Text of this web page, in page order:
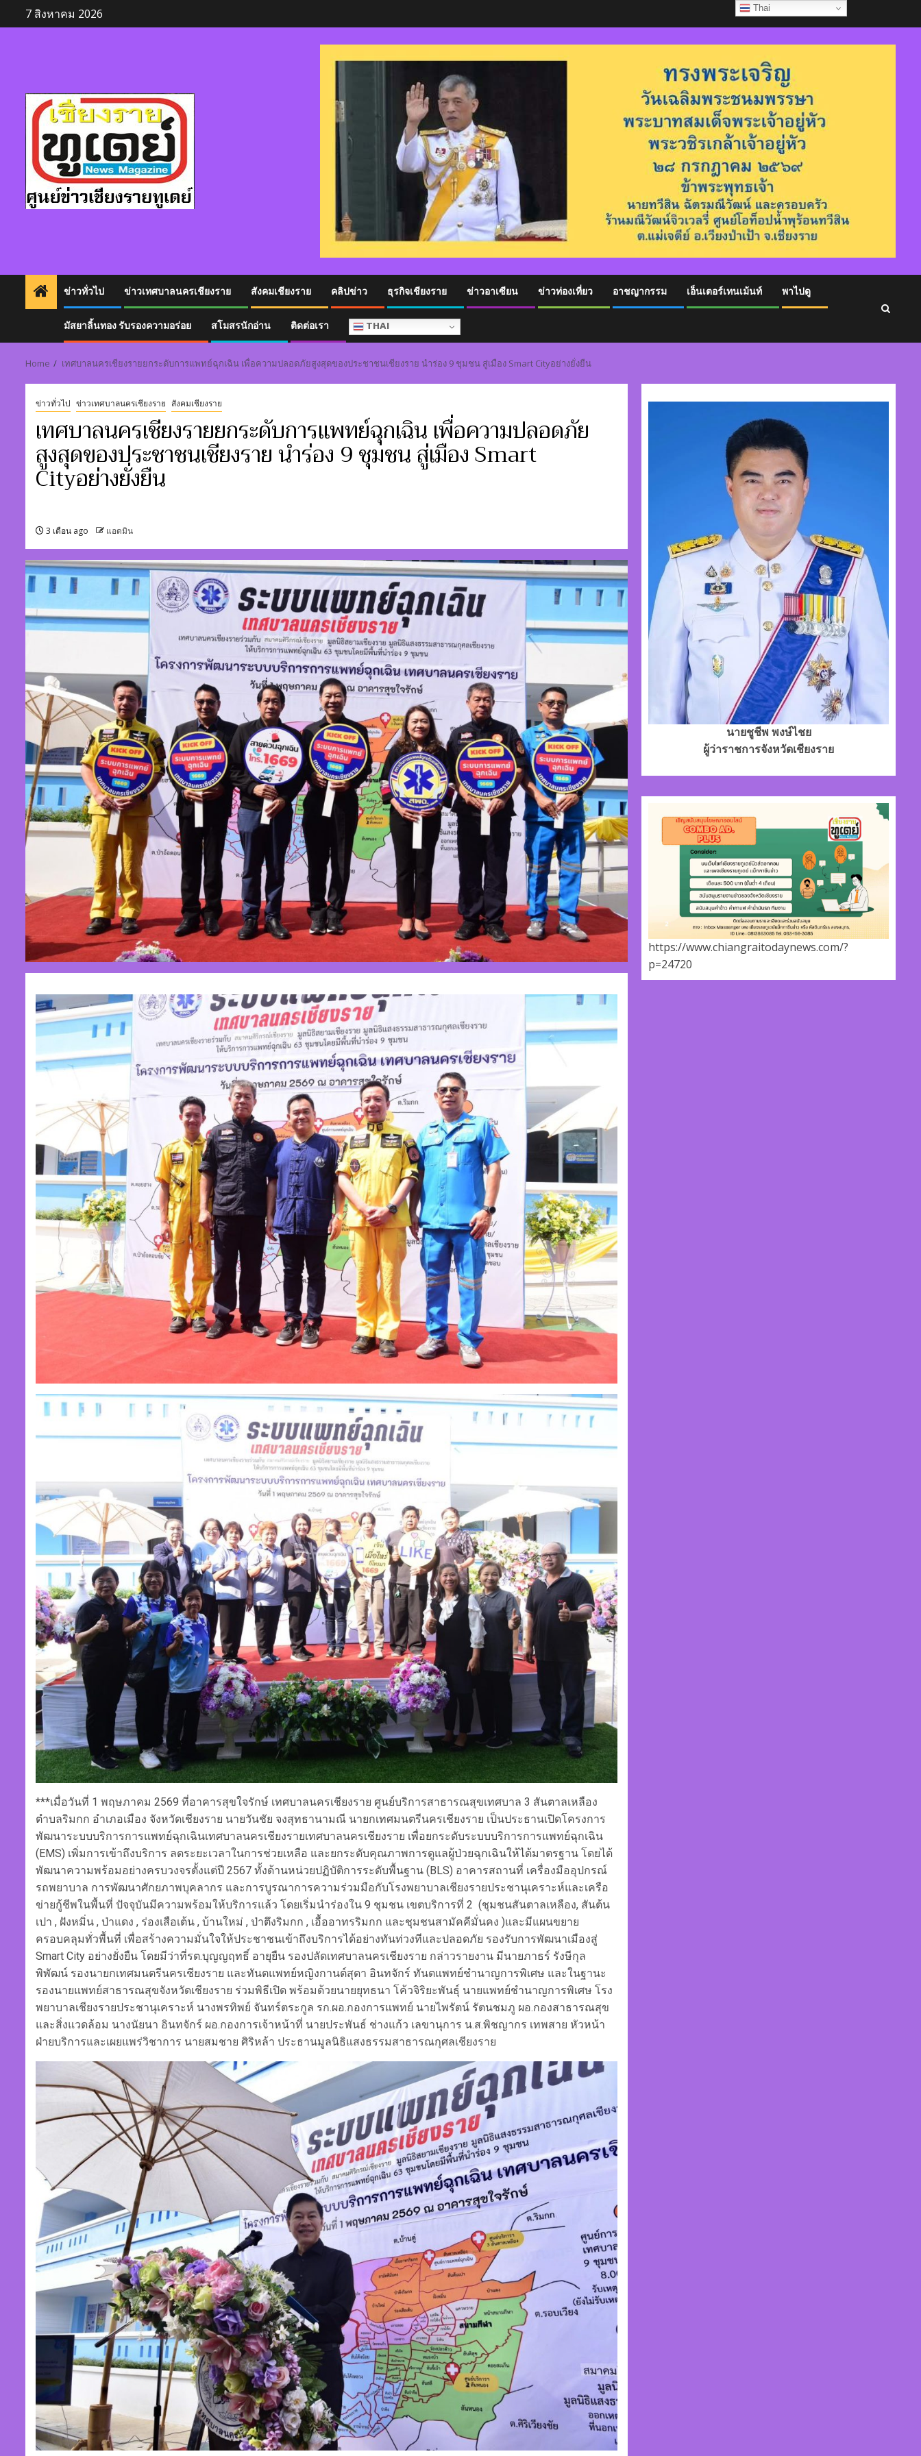
to
7 สิงหาคม 2026
ข่าวทั่วไป ข่าวเทศบาลนครเชียงราย สังคมเชียงราย คลิปข่าว ธุรกิจเชียงราย ข่าวอาเซียน ข่าวท่องเที่ยว อาชญากรรม เอ็นเตอร์เทนเม้นท์ พาไปดู
มัสยาลิ้นทอง รับรองความอร่อย สโมสรนักอ่าน ติดต่อเรา THAI
Home เทศบาลนครเชียงรายยกระดับการแพทย์ฉุกเฉิน เพื่อความปลอดภัยสูงสุดของประชาชนเชียงราย นำร่อง 9 ชุมชน สู่เมือง Smart Cityอย่างยั่งยืน
ข่าวทั่วไป ข่าวเทศบาลนครเชียงราย สังคมเชียงราย
เทศบาลนครเชียงรายยกระดับการแพทย์ฉุกเฉิน เพื่อความปลอดภัย
สูงสุดของประชาชนเชียงราย นำร่อง 9 ชุมชน สู่เมือง Smart
Cityอย่างยั่งยืน
3 เดือน ago แอดมิน
***เมื่อวันที่ 1 พฤษภาคม 2569 ที่อาคารสุขใจรักษ์ เทศบาลนครเชียงราย ศูนย์บริการสาธารณสุขเทศบาล 3 สันตาลเหลือง
ตำบลริมกก อำเภอเมือง จังหวัดเชียงราย นายวันชัย จงสุทธานามณี นายกเทศมนตรีนครเชียงราย เป็นประธานเปิดโครงการ
พัฒนาระบบบริการการแพทย์ฉุกเฉินเทศบาลนครเชียงรายเทศบาลนครเชียงราย เพื่อยกระดับระบบบริการการแพทย์ฉุกเฉิน
(EMS) เพิ่มการเข้าถึงบริการ ลดระยะเวลาในการช่วยเหลือ และยกระดับคุณภาพการดูแลผู้ป่วยฉุกเฉินให้ได้มาตรฐาน โดยได้
พัฒนาความพร้อมอย่างครบวงจรตั้งแต่ปี 2567 ทั้งด้านหน่วยปฏิบัติการระดับพื้นฐาน (BLS) อาคารสถานที่ เครื่องมืออุปกรณ์
รถพยาบาล การพัฒนาศักยภาพบุคลากร และการบูรณาการความร่วมมือกับโรงพยาบาลเชียงรายประชานุเคราะห์และเครือ
ข่ายกู้ชีพในพื้นที่ ปัจจุบันมีความพร้อมให้บริการแล้ว โดยเริ่มนำร่องใน 9 ชุมชน เขตบริการที่ 2 (ชุมชนสันตาลเหลือง, สันต้น
เปา , ฝังหมิ่น , ป่าแดง , ร่องเสือเต้น , บ้านใหม่ , ป่าตึงริมกก , เอื้ออาทรริมกก และชุมชนสามัคคีมั่นคง )และมีแผนขยาย
ครอบคลุมทั่วพื้นที่ เพื่อสร้างความมั่นใจให้ประชาชนเข้าถึงบริการได้อย่างทันท่วงทีและปลอดภัย รองรับการพัฒนาเมืองสู่
Smart City อย่างยั่งยืน โดยมีว่าที่รต.บุญญฤทธิ์ อายุยืน รองปลัดเทศบาลนครเชียงราย กล่าวรายงาน มีนายภาธร์ รังษีกุล
พิพัฒน์ รองนายกเทศมนตรีนครเชียงราย และทันตแพทย์หญิงกานต์สุดา อินทจักร์ ทันตแพทย์ชำนาญการพิเศษ และในฐานะ
รองนายแพทย์สาธารณสุขจังหวัดเชียงราย ร่วมพิธีเปิด พร้อมด้วยนายยุทธนา โค้วจิริยะพันธุ์ นายแพทย์ชำนาญการพิเศษ โรง
พยาบาลเชียงรายประชานุเคราะห์ นางพรทิพย์ จันทร์ตระกูล รก.ผอ.กองการแพทย์ นายไพรัตน์ รัตนชมภู ผอ.กองสาธารณสุข
และสิ่งแวดล้อม นางนัยนา อินทจักร์ ผอ.กองการเจ้าหน้าที่ นายประพันธ์ ช่างแก้ว เลขานุการ น.ส.พิชญากร เทพสาย หัวหน้า
ฝ่ายบริการและเผยแพร่วิชาการ นายสมชาย ศิริหล้า ประธานมูลนิธิแสงธรรมสาธารณกุศลเชียงราย
นายชูชีพ พงษ์ไชย
ผู้ว่าราชการจังหวัดเชียงราย
https://www.chiangraitodaynews.com/?
p=24720
Thai